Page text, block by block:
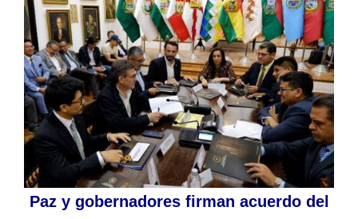
Paz y gobernadores firman acuerdo del